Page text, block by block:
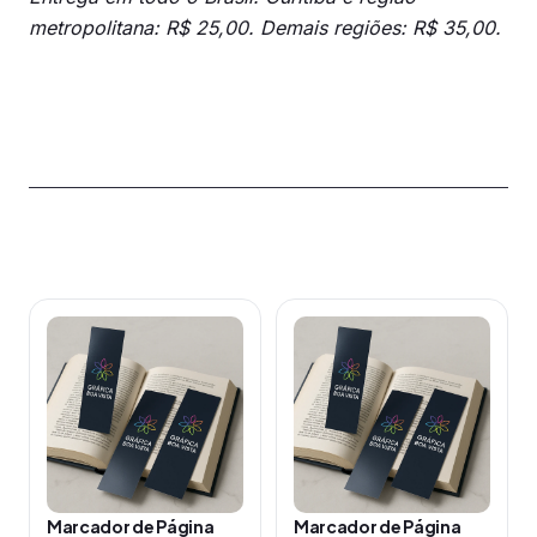
metropolitana: R$ 25,00. Demais regiões: R$ 35,00.
Marcador de Página
Este
produto
tem
várias
variantes.
opções
Marcador de Página
Este
produto
tem
várias
variantes.
opções